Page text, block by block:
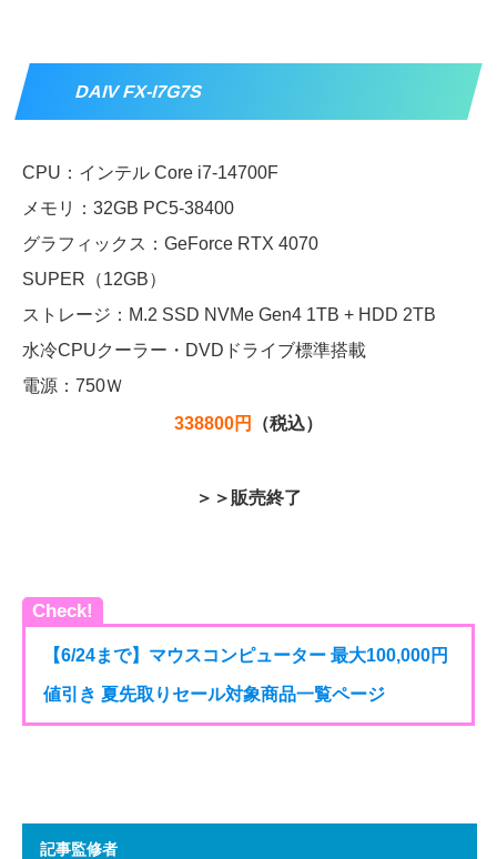
DAIV FX-I7G7S
CPU：インテル Core i7-14700F
メモリ：32GB PC5-38400
グラフィックス：GeForce RTX 4070
SUPER（12GB）
ストレージ：M.2 SSD NVMe Gen4 1TB + HDD 2TB
水冷CPUクーラー・DVDドライブ標準搭載
電源：750Ｗ
338800円
（税込）
＞＞販売終了
Check!
【6/24まで】マウスコンピューター 最大100,000円
値引き 夏先取りセール対象商品一覧ページ
記事監修者